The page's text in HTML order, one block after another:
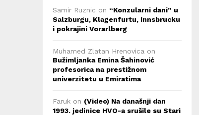
Samir Ruznic on “Konzularni dani” u
Salzburgu, Klagenfurtu, Innsbrucku
i pokrajini Vorarlberg
Muhamed Zlatan Hrenovica on
Bužimljanka Emina Šahinović
profesorica na prestižnom
univerzitetu u Emiratima
Faruk on (Video) Na današnji dan
1993. jedinice HVO-a srušile su Stari